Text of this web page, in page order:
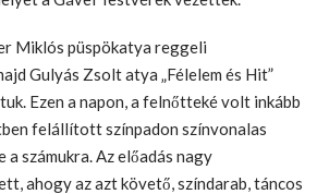
Miklós püspökatya reggeli
Gulyás Zsolt atya „Félelem és Hit”
Ezen a napon, a felnőtteké volt inkább
felállított színpadon színvonalas
számukra. Az előadás nagy
ahogy az azt követő, színdarab, táncos